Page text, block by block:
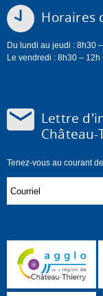
Horaires
Du lundi au jeudi : 8h30
Le vendredi : 8h30 – 12h
Lettre
Tenez-vous au courant